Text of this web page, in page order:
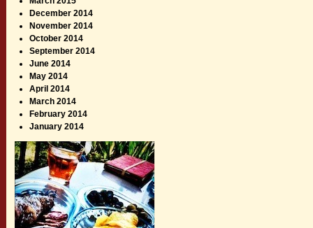
December 2014
November 2014
October 2014
September 2014
June 2014
May 2014
April 2014
March 2014
February 2014
January 2014